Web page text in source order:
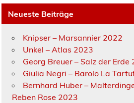
Neueste Beiträge
Knipser – Marsannier 2022
Unkel – Atlas 2023
Georg Breuer – Salz der Erde
Giulia Negri – Barolo La
Bernhard Huber –
Reben Rose 2023